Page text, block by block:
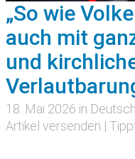
„So wie
auch mit
und
18. Mai 2026 in
Artikel versenden |